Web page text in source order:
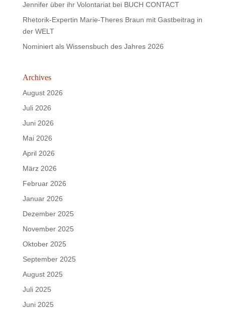
Jennifer über ihr Volontariat bei BUCH CONTACT
Rhetorik-Expertin Marie-Theres Braun mit Gastbeitrag in
der WELT
Nominiert als Wissensbuch des Jahres 2026
Archives
August 2026
Juli 2026
Juni 2026
Mai 2026
April 2026
März 2026
Februar 2026
Januar 2026
Dezember 2025
November 2025
Oktober 2025
September 2025
August 2025
Juli 2025
Juni 2025